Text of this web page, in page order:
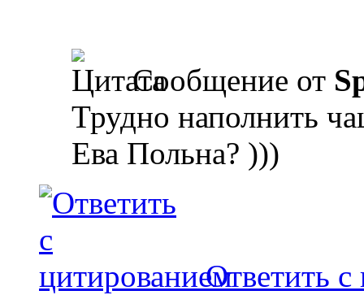
Сообщение от
Трудно наполнить
Ева Польна? )))
Ответить с